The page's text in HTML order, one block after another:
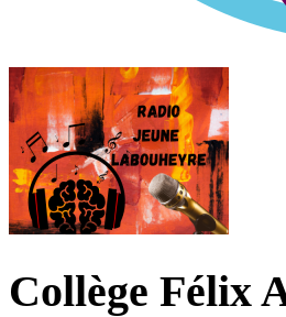
Collège Félix